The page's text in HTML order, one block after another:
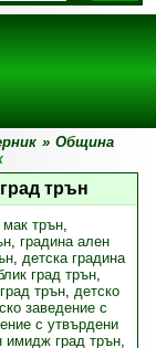
» Община
трън
трън,
, градина ален
, детска градина
град трън,
трън, детско
заведение с
с утвърдени
имидж град трън,